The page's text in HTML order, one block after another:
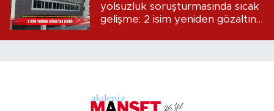
yolsuzluk soruşturmasında sıcak
gelişme: 2 isim yeniden gözaltına